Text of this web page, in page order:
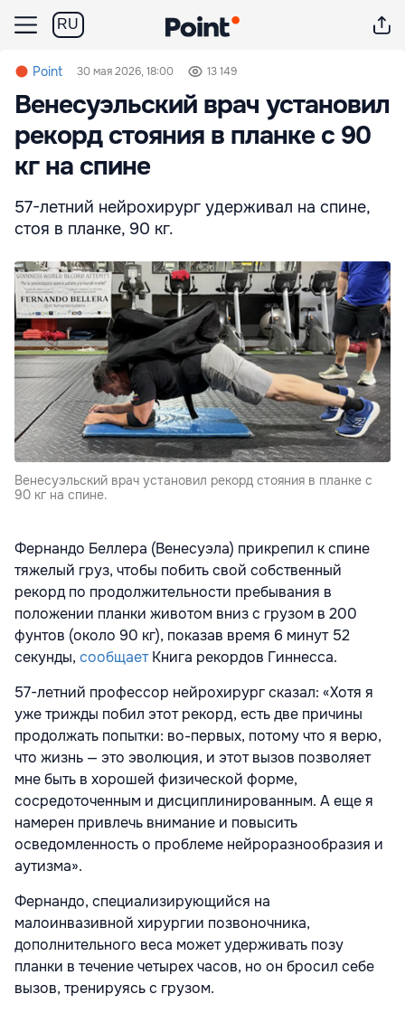
RU
Point 30 мая 2026, 18:00 13 149
Венесуэльский врач установил
рекорд стояния в планке с 90
кг на спине
57-летний нейрохирург удерживал на спине,
стоя в планке, 90 кг.
Венесуэльский врач установил рекорд стояния в планке с
90 кг на спине.
Фернандо Беллера (Венесуэла) прикрепил к спине
тяжелый груз, чтобы побить свой собственный
рекорд по продолжительности пребывания в
положении планки животом вниз с грузом в 200
фунтов (около 90 кг), показав время 6 минут 52
секунды, сообщаетКнига рекордов Гиннесса.
57-летний профессор нейрохирург сказал: «Хотя я
уже трижды побил этот рекорд, есть две причины
продолжать попытки: во-первых, потому что я верю,
что жизнь — это эволюция, и этот вызов позволяет
мне быть в хорошей физической форме,
сосредоточенным и дисциплинированным. А еще я
намерен привлечь внимание и повысить
осведомленность о проблеме нейроразнообразия и
аутизма».
Фернандо, специализирующийся на
малоинвазивной хирургии позвоночника,
дополнительного веса может удерживать позу
планки в течение четырех часов, но он бросил себе
вызов, тренируясь с грузом.